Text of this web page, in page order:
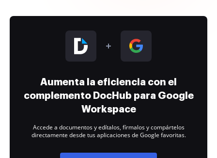
Aumenta la eficiencia con el
complemento DocHub para Google
Workspace
Accede a documentos y edítalos, fírmalos y compártelos
directamente desde tus aplicaciones de Google favoritas.